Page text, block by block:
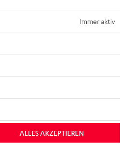
Immer aktiv
ALLES AKZEPTIEREN